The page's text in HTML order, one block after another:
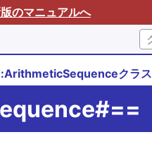
のマニュアルへ
クラス